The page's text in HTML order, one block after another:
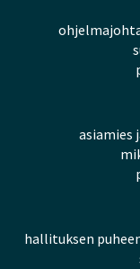
asiamies
hallituksen